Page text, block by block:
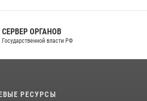
кафе
СЕРВЕР ОРГАНОВ
Государственной власти РФ
РЕСУРСЫ